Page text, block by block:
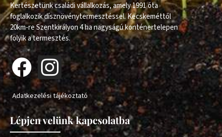
Kertészetünk családi vállalkozás, amely 1991 óta
foglalkozik dísznövénytermesztéssel. Kecskeméttől
20km-re Szentkirályon 4 ha nagyságú konténertelepen
folyik a termesztés.
Adatkezelési tájékoztató
Lépjen velünk kapcsolatba